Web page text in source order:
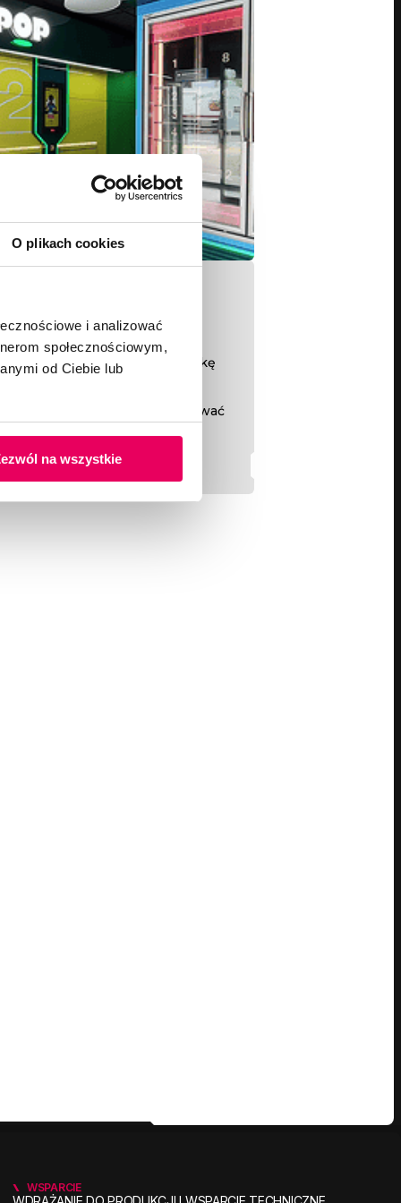
O plikach cookies
i analizować
społecznościowym,
od Ciebie lub
na wszystkie
dla dzisiejszych
za produkcję i logistykę
maszyny ARCTAN –
mógł w pełni skoncentrować
sieci automatycznego
WSPARCIE